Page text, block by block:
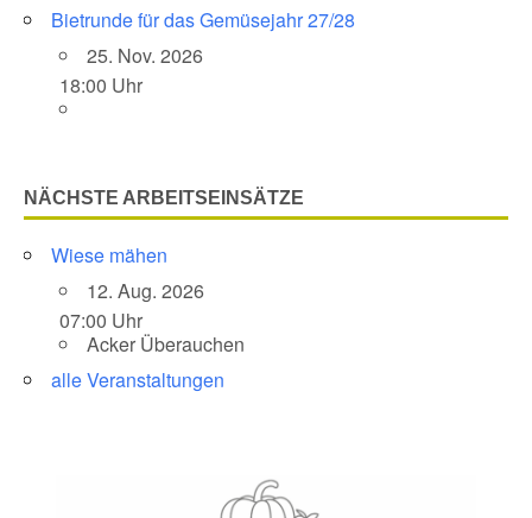
Bietrunde für das Gemüsejahr 27/28
25. Nov. 2026
18:00 Uhr
NÄCHSTE ARBEITSEINSÄTZE
Wiese mähen
12. Aug. 2026
07:00 Uhr
Acker Überauchen
alle Veranstaltungen